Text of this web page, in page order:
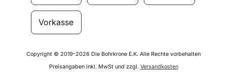
Vorkasse
Copyright © 2019-2026 Die Bohrkrone E.K. Alle Rechte vorbehalten
Preisangaben inkl. MwSt und zzgl. Versandkosten